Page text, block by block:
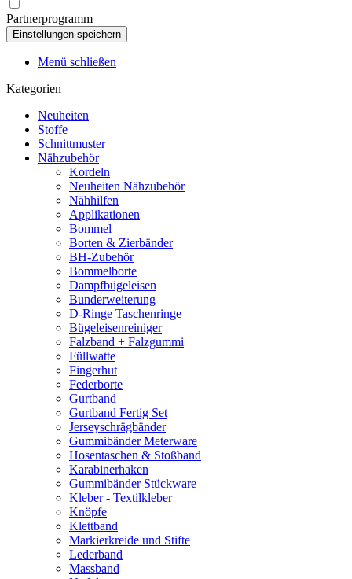
Partnerprogramm
Menü schließen
Kategorien
Neuheiten
Stoffe
Schnittmuster
Nähzubehör
Kordeln
Neuheiten Nähzubehör
Nähhilfen
Applikationen
Bommel
Borten & Zierbänder
BH-Zubehör
Bommelborte
Dampfbügeleisen
Bunderweiterung
D-Ringe Taschenringe
Bügeleisenreiniger
Falzband + Falzgummi
Füllwatte
Fingerhut
Federborte
Gurtband
Gurtband Fertig Set
Jerseyschrägbänder
Gummibänder Meterware
Hosentaschen & Stoßband
Karabinerhaken
Gummibänder Stückware
Kleber - Textilkleber
Knöpfe
Klettband
Markierkreide und Stifte
Lederband
Massband